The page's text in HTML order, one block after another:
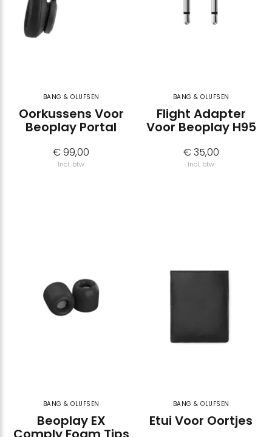
BANG & OLUFSEN
Oorkussens Voor
Beoplay Portal
€ 99,00
Incl. btw
BANG & OLUFSEN
Flight Adapter
Voor Beoplay H95
€ 35,00
Incl. btw
BANG & OLUFSEN
Beoplay EX
BANG & OLUFSEN
Etui Voor Oortjes